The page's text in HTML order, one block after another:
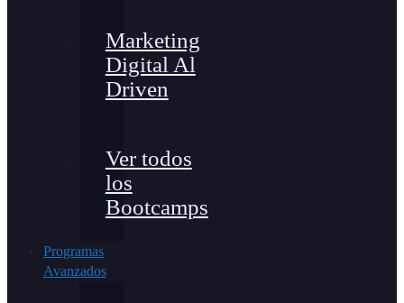
Marketing
Digital Al
Driven
Ver todos
los
Bootcamps
Programas
Avanzados